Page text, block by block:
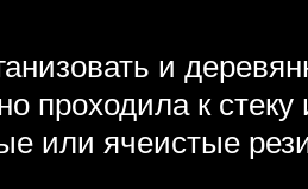
и
проходила к
или ячеистые